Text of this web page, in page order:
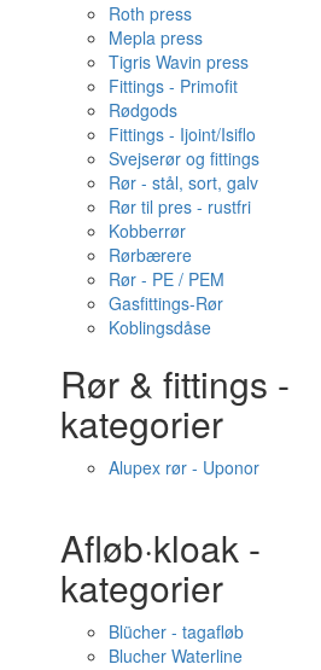
Roth press
Mepla press
Tigris Wavin press
Fittings - Primofit
Rødgods
Fittings - Ijoint/Isiflo
Svejserør og fittings
Rør - stål, sort, galv
Rør til pres - rustfri
Kobberrør
Rørbærere
Rør - PE / PEM
Gasfittings-Rør
Koblingsdåse
Rør & fittings -
kategorier
Alupex rør - Uponor
Afløb·kloak -
kategorier
Blücher - tagafløb
Blucher Waterline